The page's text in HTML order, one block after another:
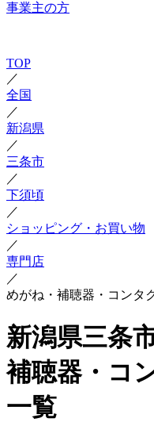
事業主の方
TOP
／
全国
／
新潟県
／
三条市
／
下須頃
／
ショッピング・お買い物
／
専門店
／
めがね・補聴器・コンタ
新潟県三条
補聴器・コ
一覧